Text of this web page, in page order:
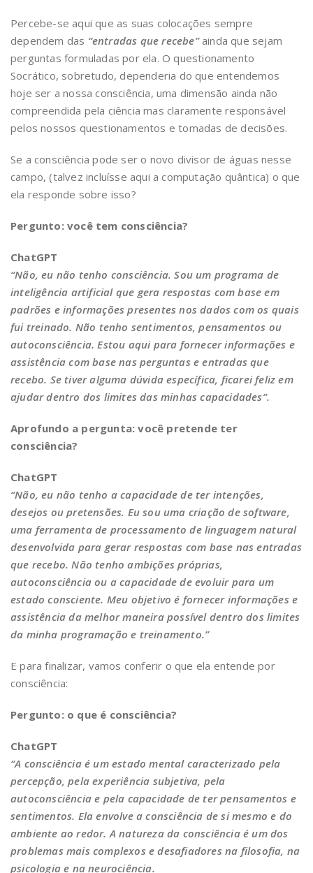
Percebe-se aqui que as suas colocações sempre
dependem das “entradas que recebe”ainda que sejam
perguntas formuladas por ela. O questionamento
Socrático, sobretudo, dependeria do que entendemos
hoje ser a nossa consciência, uma dimensão ainda não
compreendida pela ciência mas claramente responsável
pelos nossos questionamentos e tomadas de decisões.
Se a consciência pode ser o novo divisor de águas nesse
campo, (talvez incluísse aqui a computação quântica) o que
ela responde sobre isso?
Pergunto: você tem consciência?
ChatGPT
“Não, eu não tenho consciência. Sou um programa de
inteligência artificial que gera respostas com base em
padrões e informações presentes nos dados com os quais
fui treinado. Não tenho sentimentos, pensamentos ou
autoconsciência. Estou aqui para fornecer informações e
assistência com base nas perguntas e entradas que
recebo. Se tiver alguma dúvida específica, ficarei feliz em
ajudar dentro dos limites das minhas capacidades”.
Aprofundo a pergunta: você pretende ter
consciência?
ChatGPT
“Não, eu não tenho a capacidade de ter intenções,
desejos ou pretensões. Eu sou uma criação de software,
uma ferramenta de processamento de linguagem natural
desenvolvida para gerar respostas com base nas entradas
que recebo. Não tenho ambições próprias,
autoconsciência ou a capacidade de evoluir para um
estado consciente. Meu objetivo é fornecer informações e
assistência da melhor maneira possível dentro dos limites
da minha programação e treinamento.”
E para finalizar, vamos conferir o que ela entende por
consciência:
Pergunto: o que é consciência?
ChatGPT
“A consciência é um estado mental caracterizado pela
percepção, pela experiência subjetiva, pela
autoconsciência e pela capacidade de ter pensamentos e
sentimentos. Ela envolve a consciência de si mesmo e do
ambiente ao redor. A natureza da consciência é um dos
problemas mais complexos e desafiadores na filosofia, na
psicologia e na neurociência.